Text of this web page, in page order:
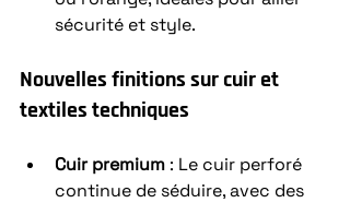
sécurité et style.
Nouvelles finitions sur cuir et
textiles techniques
Cuir premium : Le cuir perforé
continue de séduire, avec des